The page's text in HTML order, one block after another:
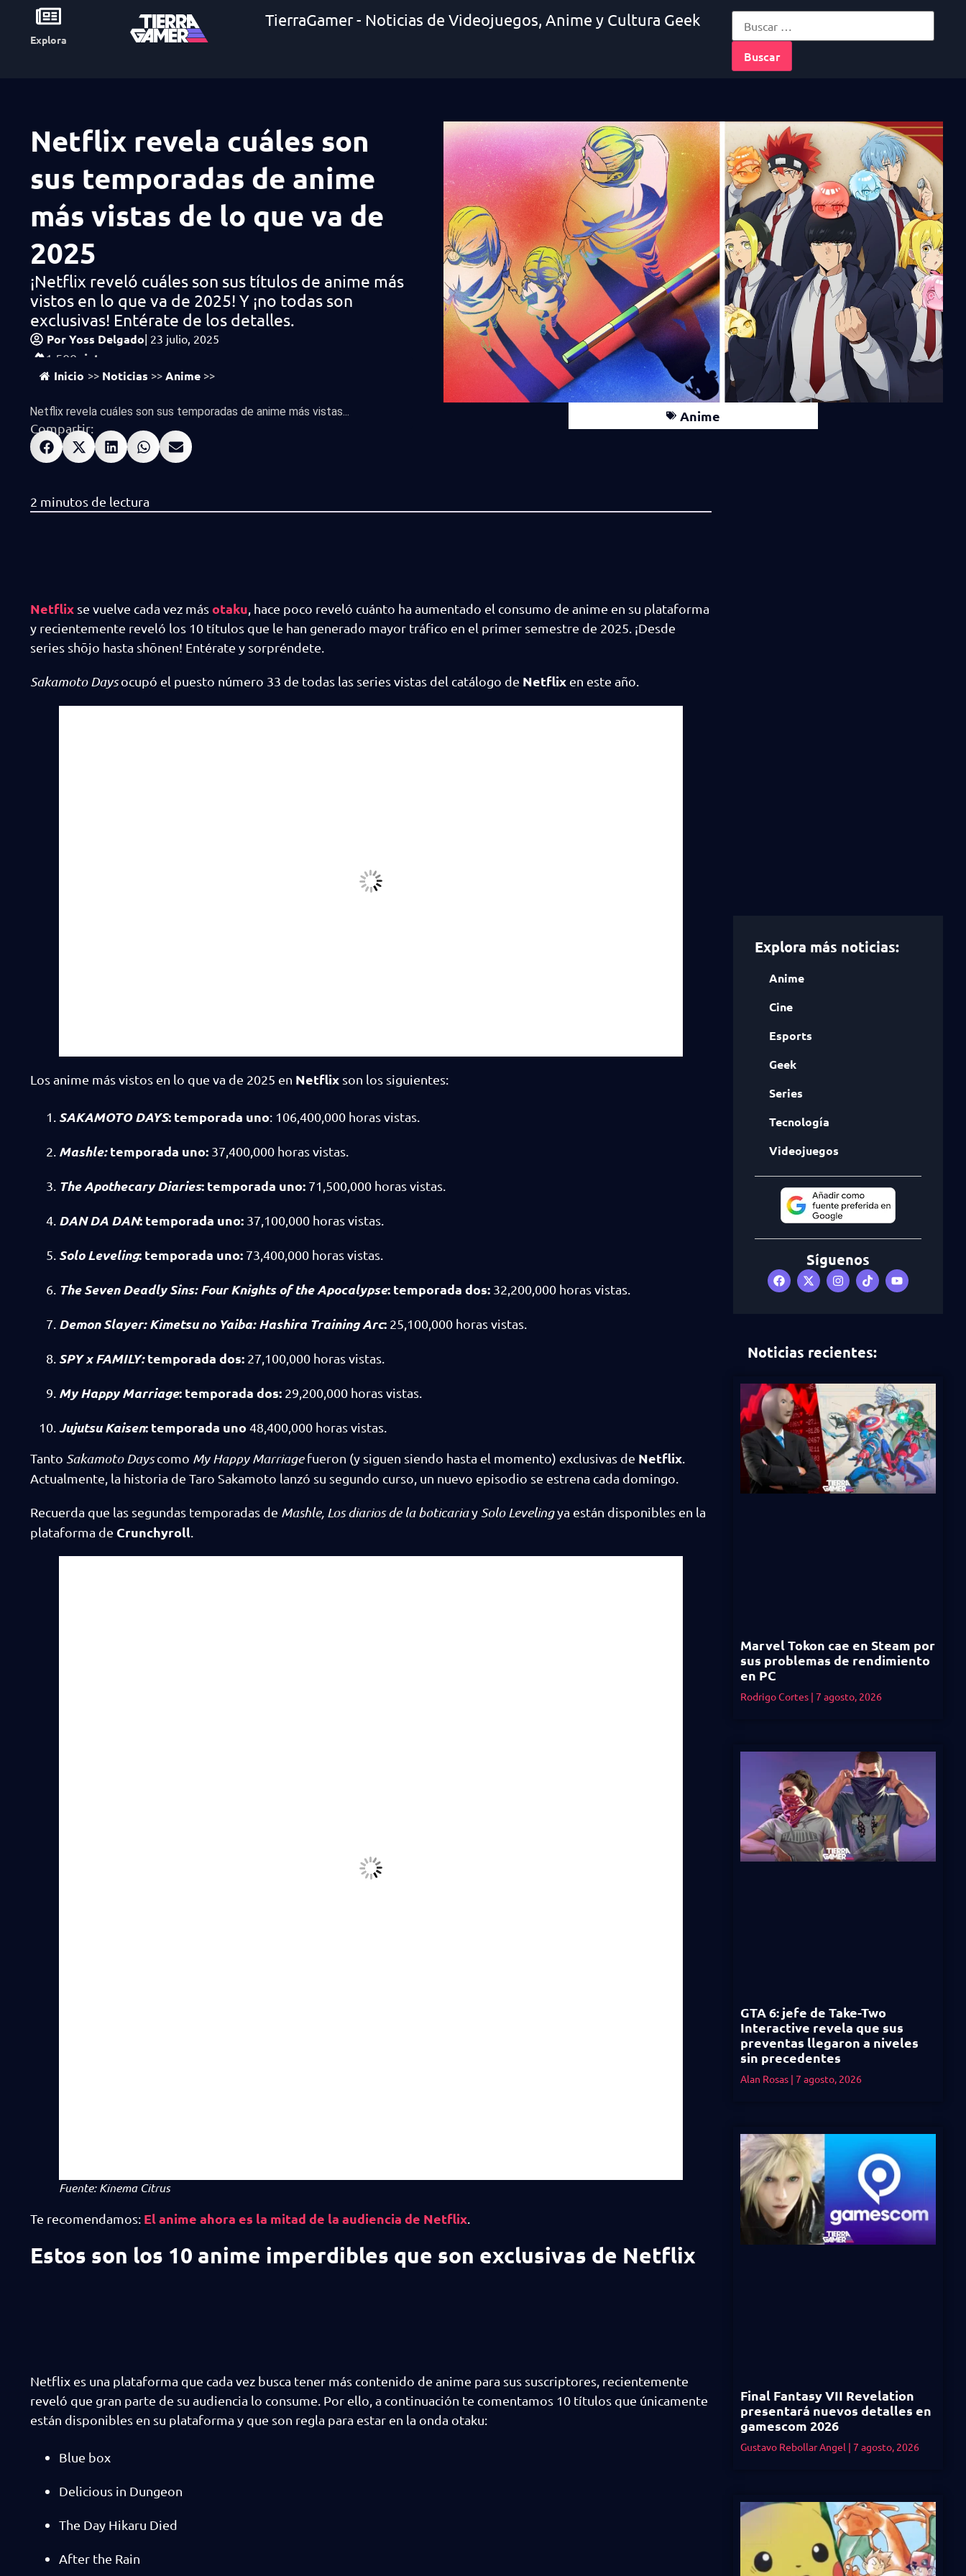
Explora
TierraGamer - Noticias de Videojuegos, Anime y Cultura Geek
Netflix revela cuáles son
sus temporadas de anime
más vistas de lo que va de
2025
¡Netflix reveló cuáles son sus títulos de anime más
vistos en lo que va de 2025! Y ¡no todas son
exclusivas! Entérate de los detalles.
PorYoss Delgado| 23 julio, 2025
1,500 vistas
Inicio >> Noticias >> Anime >>
Netflix revela cuáles son sus temporadas de anime más vistas...
Compartir:
Anime
Netflix se vuelve cada vez másotaku , hace poco reveló cuánto ha aumentado el consumo de anime en su plataforma
y recientemente reveló los 10 títulos que le han generado mayor tráfico en el primer semestre de 2025. ¡Desde
series shōjo hasta shōnen! Entérate y sorpréndete.
Sakamoto Daysocupó el puesto número 33 de todas las series vistas del catálogo de Netflix en este año.
Los anime más vistos en lo que va de 2025 en Netflix son los siguientes:
SAKAMOTO DAYS: temporada uno: 106,400,000 horas vistas.
Mashle: temporada uno: 37,400,000 horas vistas.
The Apothecary Diaries: temporada uno: 71,500,000 horas vistas.
DAN DA DAN: temporada uno: 37,100,000 horas vistas.
Solo Leveling: temporada uno: 73,400,000 horas vistas.
The Seven Deadly Sins: Four Knights of the Apocalypse: temporada dos: 32,200,000 horas vistas.
Demon Slayer: Kimetsu no Yaiba: Hashira Training Arc: 25,100,000 horas vistas.
SPY x FAMILY:temporada dos: 27,100,000 horas vistas.
My Happy Marriage: temporada dos: 29,200,000 horas vistas.
Jujutsu Kaisen: temporada uno 48,400,000 horas vistas.
Tanto Sakamoto Dayscomo My Happy Marriagefueron (y siguen siendo hasta el momento) exclusivas de Netflix.
Actualmente, la historia de Taro Sakamoto lanzó su segundo curso, un nuevo episodio se estrena cada domingo.
Recuerda que las segundas temporadas de Mashle, Los diarios de la boticariay Solo Levelingya están disponibles en la
plataforma de Crunchyroll.
Fuente: Kinema Citrus
Te recomendamos: El anime ahora es la mitad de la audiencia de Netflix.
Estos son los 10 anime imperdibles que son exclusivas de Netflix
Netflix es una plataforma que cada vez busca tener más contenido de anime para sus suscriptores, recientemente
reveló que gran parte de su audiencia lo consume. Por ello, a continuación te comentamos 10 títulos que únicamente
están disponibles en su plataforma y que son regla para estar en la onda otaku:
Blue box
Delicious in Dungeon
The Day Hikaru Died
After the Rain
Explora más noticias:
Anime
Cine
Esports
Geek
Series
Tecnología
Videojuegos
Síguenos
Noticias recientes:
Marvel Tokon cae en Steam por
sus problemas de rendimiento
en PC
Rodrigo Cortes 7 agosto, 2026
GTA 6: jefe de Take-Two
Interactive revela que sus
preventas llegaron a niveles
sin precedentes
Alan Rosas 7 agosto, 2026
Final Fantasy VII Revelation
presentará nuevos detalles en
gamescom 2026
Gustavo Rebollar Angel 7 agosto, 2026